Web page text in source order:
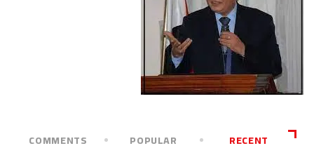
RECENT
POPULAR
COMMENTS